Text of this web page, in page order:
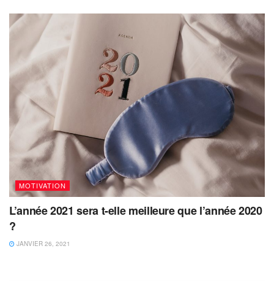
MOTIVATION
L’année 2021 sera t-elle meilleure que l’année 2020
?
JANVIER 26, 2021